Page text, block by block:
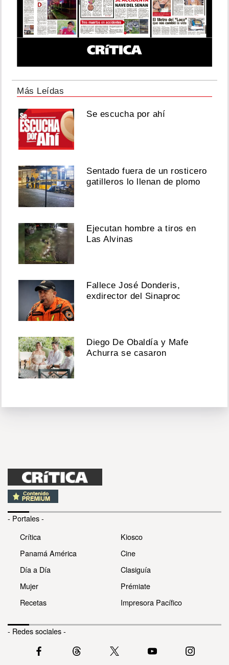
Más Leídas
Se escucha por ahí
Sentado fuera de un rosticero
gatilleros lo llenan de plomo
Ejecutan hombre a tiros en
Las Alvinas
Fallece José Donderis,
exdirector del Sinaproc
Diego De Obaldía y Mafe
Achurra se casaron
- Portales -
Crítica
Panamá América
Día a Día
Mujer
Recetas
Kiosco
Cine
Clasiguía
Prémiate
Impresora Pacífico
- Redes sociales -